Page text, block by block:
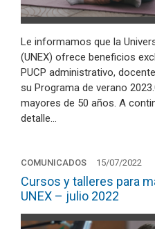
Le informamos que la
(UNEX) ofrece beneficios
PUCP administrativo,
su Programa de verano
mayores de 50 años. A
detalle…
COMUNICADOS 15/07/2022
Cursos y talleres para
UNEX – julio 2022